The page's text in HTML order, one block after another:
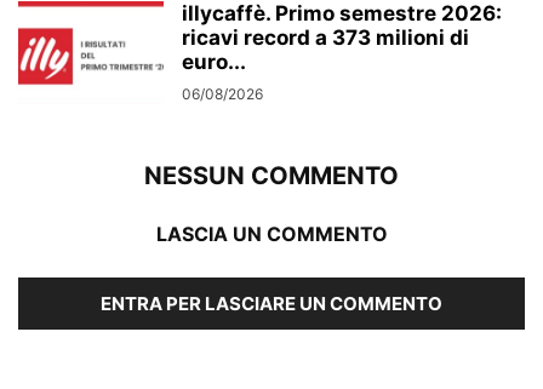
illycaffè. Primo semestre 2026:
ricavi record a 373 milioni di
euro...
06/08/2026
NESSUN COMMENTO
LASCIA UN COMMENTO
ENTRA PER LASCIARE UN COMMENTO